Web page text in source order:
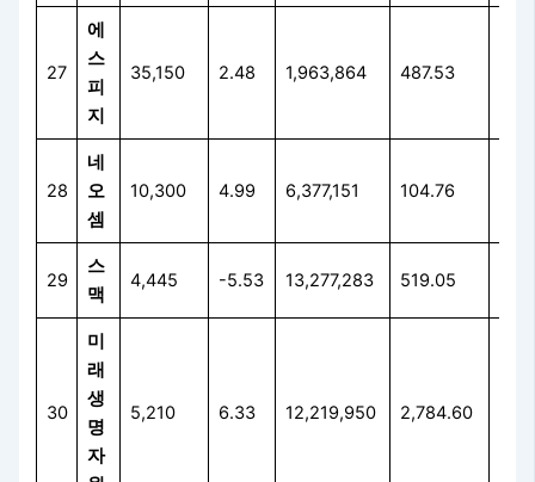
27
에
스
피
지
35,150 2.48 1,963,864 487.53
28
네
오
셈
10,300 4.99 6,377,151 104.76
29
스
맥
4,445 -5.53 13,277,283 519.05
30
미
래
생
명
자
5,210 6.33 12,219,950 2,784.60